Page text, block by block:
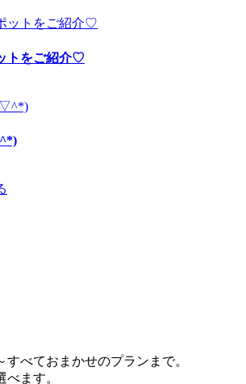
トをご紹介♡
べておまかせのプランまで。
ます。